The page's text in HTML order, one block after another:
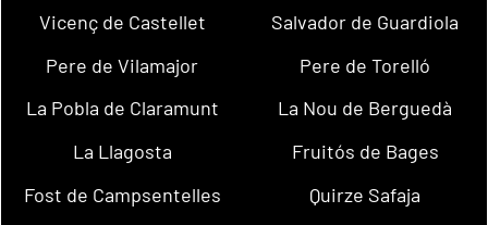
Vicenç de Castellet
Salvador de Guardiola
Pere de Vilamajor
Pere de Torelló
La Pobla de Claramunt
La Nou de Berguedà
La Llagosta
Fruitós de Bages
Fost de Campsentelles
Quirze Safaja